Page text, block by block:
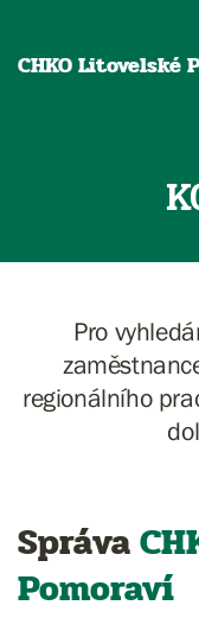
CHKO Litovelské
Pro
regionálního
Správa
Pomoraví